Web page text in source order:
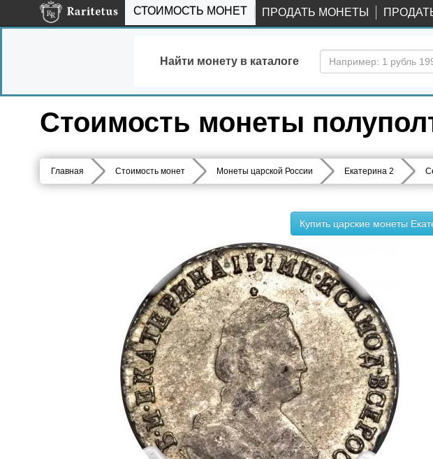
СТОИМОСТЬ МОНЕТ ПРОДАТЬ МОНЕТЫ
Найти монету в каталоге
Стоимость монеты
Главная Стоимость монет Монеты царской России Екатерина 2
Купить царские монеты